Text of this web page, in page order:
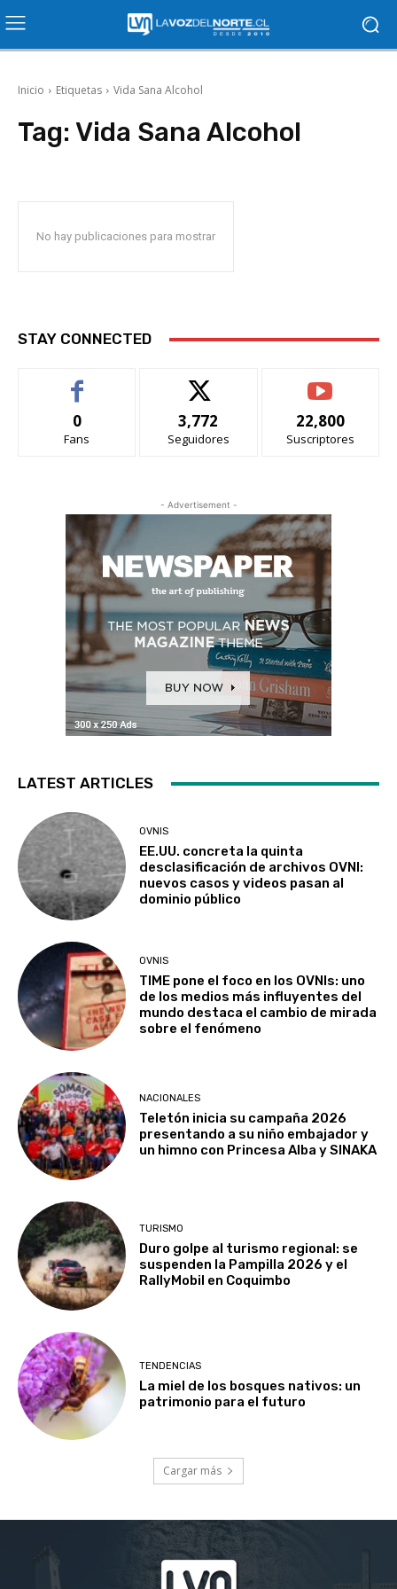
Inicio Etiquetas Vida Sana Alcohol
Tag: Vida Sana Alcohol
No hay publicaciones para mostrar
STAY CONNECTED
0
Fans
3,772
Seguidores
22,800
Suscriptores
- Advertisement -
LATEST ARTICLES
OVNIS
EE.UU. concreta la quinta
desclasificación de archivos OVNI:
nuevos casos y videos pasan al
dominio público
OVNIS
TIME pone el foco en los OVNIs: uno
de los medios más influyentes del
mundo destaca el cambio de mirada
sobre el fenómeno
NACIONALES
Teletón inicia su campaña 2026
presentando a su niño embajador y
un himno con Princesa Alba y SINAKA
TURISMO
Duro golpe al turismo regional: se
suspenden la Pampilla 2026 y el
RallyMobil en Coquimbo
TENDENCIAS
La miel de los bosques nativos: un
patrimonio para el futuro
Cargar más